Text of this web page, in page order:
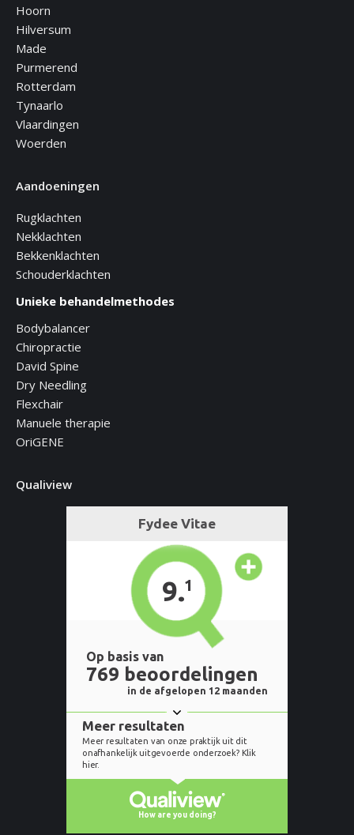
Hoorn
Hilversum
Made
Purmerend
Rotterdam
Tynaarlo
Vlaardingen
Woerden
Aandoeningen
Rugklachten
Nekklachten
Bekkenklachten
Schouderklachten
Unieke behandelmethodes
Bodybalancer
Chiropractie
David Spine
Dry Needling
Flexchair
Manuele therapie
OriGENE
Qualiview